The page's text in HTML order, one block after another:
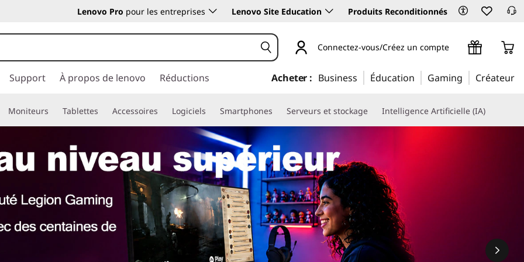
Lenovo Pro pour les entreprises Lenovo Site Education Produits Reconditionnés
Connectez-vous/Créez un compte
Support À propos de lenovo Réductions Acheter : Business Éducation Gaming Créateur
Moniteurs Tablettes Accessoires Logiciels Smartphones Serveurs et stockage Intelligence Artificielle (IA)